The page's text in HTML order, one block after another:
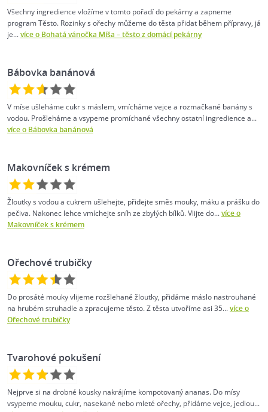
Všechny ingredience vložíme v tomto pořadí do pekárny a zapneme
program Těsto. Rozinky s ořechy můžeme do těsta přidat během přípravy, já
je...více o Bohatá vánočka Míša – těsto z domácí pekárny
Bábovka banánová
V míse ušleháme cukr s máslem, vmícháme vejce a rozmačkané banány s
vodou. Prošleháme a vsypeme promíchané všechny ostatní ingredience a...
více o Bábovka banánová
Makovníček s krémem
Žloutky s vodou a cukrem ušlehejte, přidejte směs mouky, máku a prášku do
pečiva. Nakonec lehce vmíchejte sníh ze zbylých bílků. Vlijte do...více o
Makovníček s krémem
Ořechové trubičky
Do prosáté mouky vlijeme rozšlehané žloutky, přidáme máslo nastrouhané
na hrubém struhadle a zpracujeme těsto. Z těsta utvoříme asi 35...více o
Ořechové trubičky
Tvarohové pokušení
Nejprve si na drobné kousky nakrájíme kompotovaný ananas. Do mísy
vsypeme mouku, cukr, nasekané nebo mleté ořechy, přidáme vejce, jedlou...